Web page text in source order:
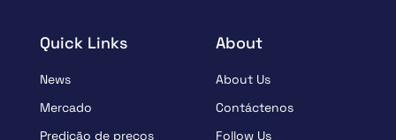
Quick Links
News
Mercado
Predição de preços
About
About Us
Contáctenos
Follow Us